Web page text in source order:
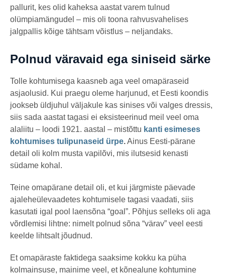
pallurit, kes olid kaheksa aastat varem tulnud
olümpiamängudel – mis oli toona rahvusvahelises
jalgpallis kõige tähtsam võistlus – neljandaks.
Polnud väravaid ega siniseid särke
Tolle kohtumisega kaasneb aga veel omapäraseid
asjaolusid. Kui praegu oleme harjunud, et Eesti koondis
jookseb üldjuhul väljakule kas sinises või valges dressis,
siis sada aastat tagasi ei eksisteerinud meil veel oma
alaliitu – loodi 1921. aastal – mistõttu kanti esimeses
kohtumises tulipunaseid ürpe.Ainus Eesti-pärane
detail oli kolm musta vapilõvi, mis ilutsesid kenasti
südame kohal.
Teine omapärane detail oli, et kui järgmiste päevade
ajaleheülevaadetes kohtumisele tagasi vaadati, siis
kasutati igal pool laensõna “goal”. Põhjus selleks oli aga
võrdlemisi lihtne: nimelt polnud sõna “värav” veel eesti
keelde lihtsalt jõudnud.
Et omapäraste faktidega saaksime kokku ka püha
kolmainsuse, mainime veel, et kõnealune kohtumine